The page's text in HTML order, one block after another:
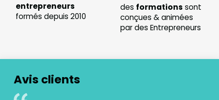
entrepreneurs
formés depuis 2010
des formations sont
conçues & animées
par des Entrepreneurs
Avis clients